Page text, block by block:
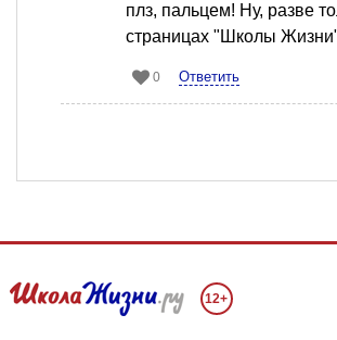
плз, пальцем! Ну, разве
страницах "Школы
0 Ответить
12+